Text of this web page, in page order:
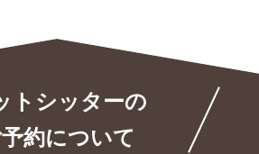
トシッターの
約について